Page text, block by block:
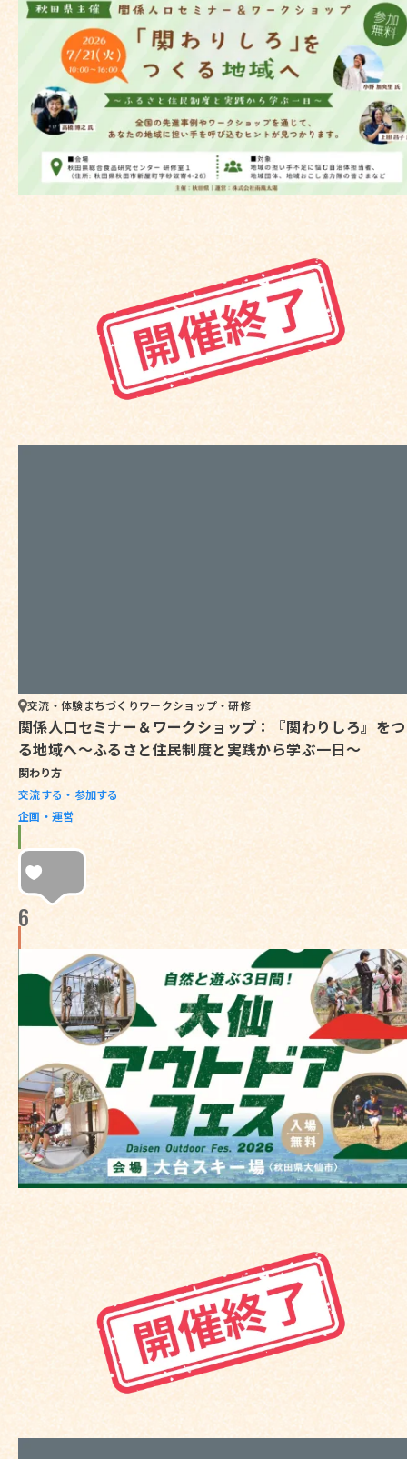
交流・体験まちづくりワークショップ・研修
関係人口セミナー＆ワークショップ：『関わりしろ』を
る地域へ～ふるさと住民制度と実践から学ぶ一日～
関わり方
交流する・参加する
企画・運営
6